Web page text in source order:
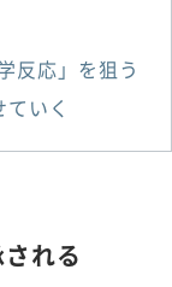
反応」を狙う
いく
れる